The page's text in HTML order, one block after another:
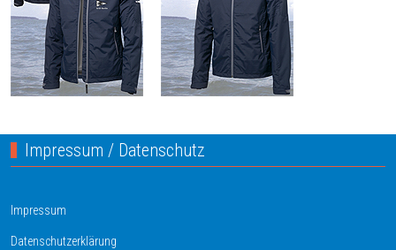
Impressum / Datenschutz
Impressum
Datenschutzerklärung